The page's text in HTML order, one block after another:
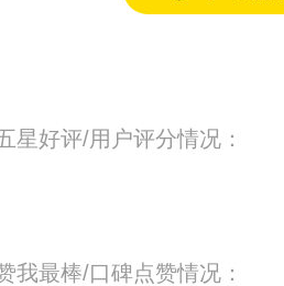
星好评/用户评分情况：
我最棒/口碑点赞情况：